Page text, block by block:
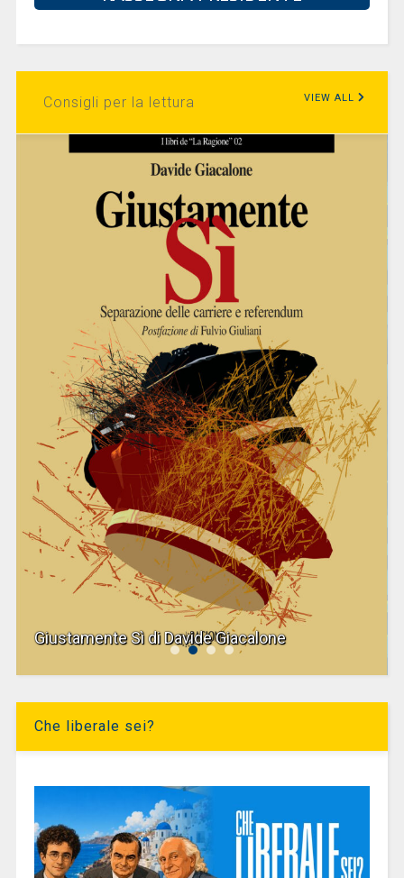
Consigli per la lettura VIEW ALL
Giustamente Sì di Davide Giacalone
Che liberale sei?